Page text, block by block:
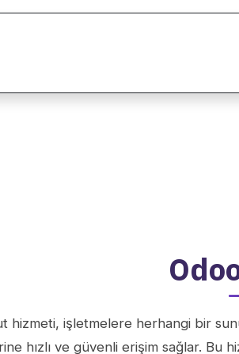
hizmeti, işletmelere herhangi bir
hızlı ve güvenli erişim sağlar. Bu